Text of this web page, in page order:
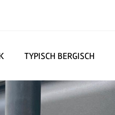
TYPISCH BERGISCH